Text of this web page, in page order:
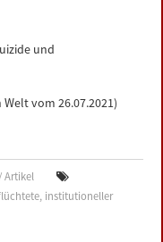
und
vom 26.07.2021)
Artikel
, institutioneller